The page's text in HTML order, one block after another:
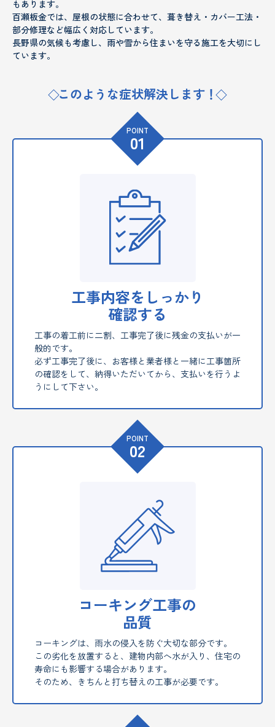
もあります。
百瀬板金では、屋根の状態に合わせて、葺き替え・カバー工法・
部分修理など幅広く対応しています。
長野県の気候も考慮し、雨や雪から住まいを守る施工を大切にし
ています。
このような症状解決します！
POINT
01
工事内容をしっかり
確認する
工事の着工前に二割、工事完了後に残金の支払いが一
般的です。
必ず工事完了後に、お客様と業者様と一緒に工事箇所
の確認をして、納得いただいてから、支払いを行うよ
うにして下さい。
POINT
02
コーキング工事の
品質
コーキングは、雨水の侵入を防ぐ大切な部分です。
この劣化を放置すると、建物内部へ水が入り、住宅の
寿命にも影響する場合があります。
そのため、きちんと打ち替えの工事が必要です。